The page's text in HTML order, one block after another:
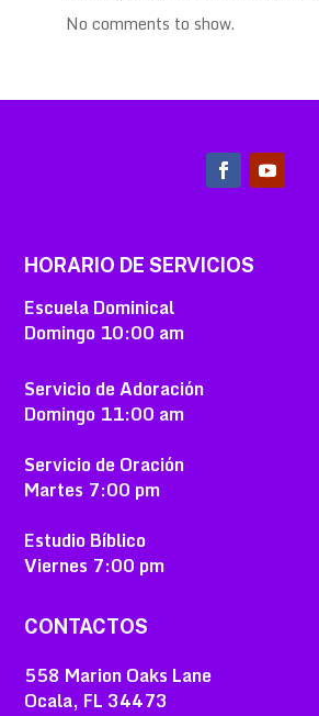
No comments to show.
HORARIO DE SERVICIOS
Escuela Dominical
Domingo 10:00 am
Servicio de Adoración
Domingo 11:00 am
Servicio de Oración
Martes 7:00 pm
Estudio Bíblico
Viernes 7:00 pm
CONTACTOS
558 Marion Oaks Lane
Ocala, FL 34473